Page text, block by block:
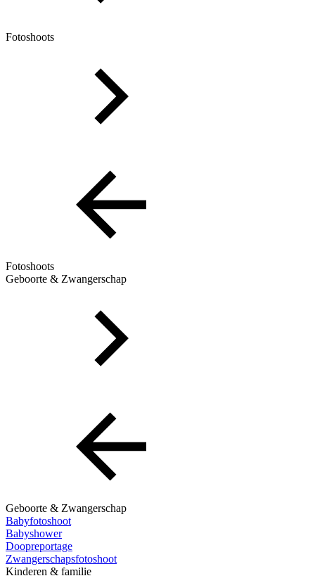
Fotoshoots
Fotoshoots
Geboorte & Zwangerschap
Geboorte & Zwangerschap
Babyfotoshoot
Babyshower
Doopreportage
Zwangerschapsfotoshoot
Kinderen & familie